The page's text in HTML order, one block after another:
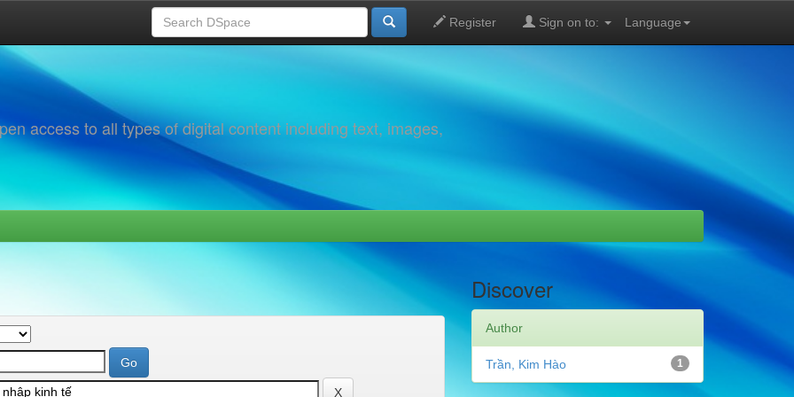
Language
Register Sign on to:
access to all types of digital content including text, images,
Discover
Author
1
Trần, Kim Hào